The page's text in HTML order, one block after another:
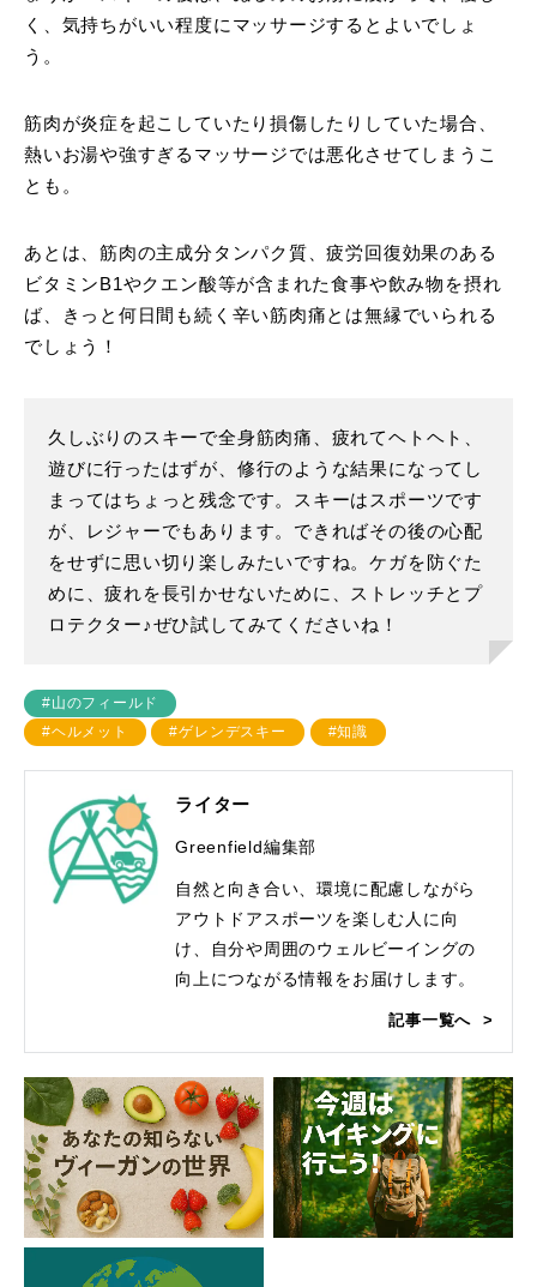
く、気持ちがいい程度にマッサージするとよいでしょ
う。
筋肉が炎症を起こしていたり損傷したりしていた場合、
熱いお湯や強すぎるマッサージでは悪化させてしまうこ
とも。
あとは、筋肉の主成分タンパク質、疲労回復効果のある
ビタミンB1やクエン酸等が含まれた食事や飲み物を摂れ
ば、きっと何日間も続く辛い筋肉痛とは無縁でいられる
でしょう！
久しぶりのスキーで全身筋肉痛、疲れてヘトヘト、
遊びに行ったはずが、修行のような結果になってし
まってはちょっと残念です。スキーはスポーツです
が、レジャーでもあります。できればその後の心配
をせずに思い切り楽しみたいですね。ケガを防ぐた
めに、疲れを長引かせないために、ストレッチとプ
ロテクター♪ぜひ試してみてくださいね！
#山のフィールド
#ヘルメット
#ゲレンデスキー #知識
ライター
Greenfield編集部
自然と向き合い、環境に配慮しながら
アウトドアスポーツを楽しむ人に向
け、自分や周囲のウェルビーイングの
向上につながる情報をお届けします。
記事一覧へ